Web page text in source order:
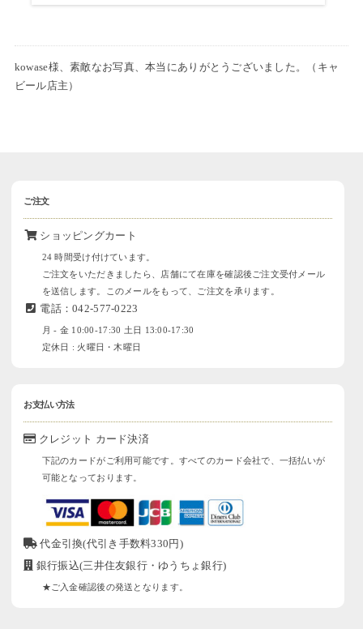
kowase様、素敵なお写真、本当にありがとうございました。（キャ
ビール店主）
ご注文
ショッピングカート
24 時間受け付けています。
ご注文をいただきましたら、店舗にて在庫を確認後ご注文受付メール
を送信します。このメールをもって、ご注文を承ります。
電話：042-577-0223
月 - 金 10:00-17:30 土日 13:00-17:30
定休日 : 火曜日・木曜日
お支払い方法
クレジット カード決済
下記のカードがご利用可能です。すべてのカード会社で、一括払いが
可能となっております。
代金引換(代引き手数料330円)
銀行振込(三井住友銀行・ゆうちょ銀行)
★ご入金確認後の発送となります。